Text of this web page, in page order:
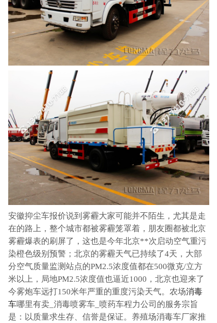
安徽抑尘车报价说到雾霾大家可能并不陌生，尤其是走
在的路上，整个城市都被雾霾笼罩着，朋友圈都被北京
雾霾爆表的刷屏了，这也是今年北京**次启动空气重污
染橙色级别预警；北京的雾霾天气已持续了4天，大部
分空气质量监测站点的PM2.5浓度值都在500微克/立方
米以上，局地PM2.5浓度值也逼近1000，北京也迎来了
今雾炮车远打150米年严重的重度污染天气。农场消毒
车哪里有卖_消毒喷雾车_喷药车程力公司的服务宗旨
是：以质量求生存、信誉是保证。养殖场消毒车厂家推